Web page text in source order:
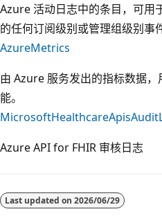
Azure 活动日志中的条目，可用
的任何订阅级别或管理组级别事
AzureMetrics
由 Azure 服务发出的指标数据
能。
Azure API for FHIR 审核日志
模Last updated on 2026/06/29